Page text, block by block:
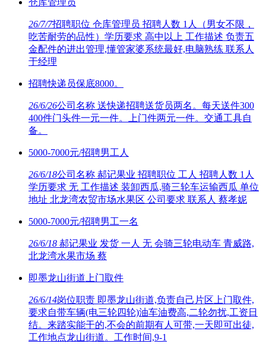
仓库管理员
26/7/7招聘职位 仓库管理员 招聘人数 1人（男女不限，
吃苦耐劳的品性）学历要求 高中以上 工作描述 负责五
金配件的进出管理,懂管家婆系统最好,电脑熟练 联系人
于经理
招聘快递员保底8000。
26/6/26公司名称 送快递招聘送货员两名。每天送件300
400件门头件一元一件。上门件两元一件。交通工具自
备。
5000-7000元/招聘男工人
26/6/18公司名称 郝记果业 招聘职位 工人 招聘人数 1人
学历要求 无 工作描述 装卸西瓜,骑三轮车运输西瓜 单位
地址 北龙湾农贸市场水果区 公司要求 联系人 蔡孝妮
5000-7000元/招聘男工一名
26/6/18 郝记果业 发货 一人 无 会骑三轮电动车 青威路,
北龙湾水果市场 蔡
即墨龙山街道上门取件
26/6/14岗位职责 即墨龙山街道,负责自己片区上门取件,
要求自带车辆(电三轮四轮)油车油费高,二轮勿扰,工资日
结。来踏实能干的,不会的前期有人可带,一天即可出徒,
工作地点龙山街道。工作时间,9-1